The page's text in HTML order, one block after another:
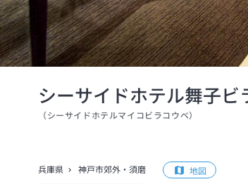
シーサイドホテル舞子ビ
（ シーサイドホテルマイコビラコウベ）
兵庫県 神戸市郊外・須磨 地図